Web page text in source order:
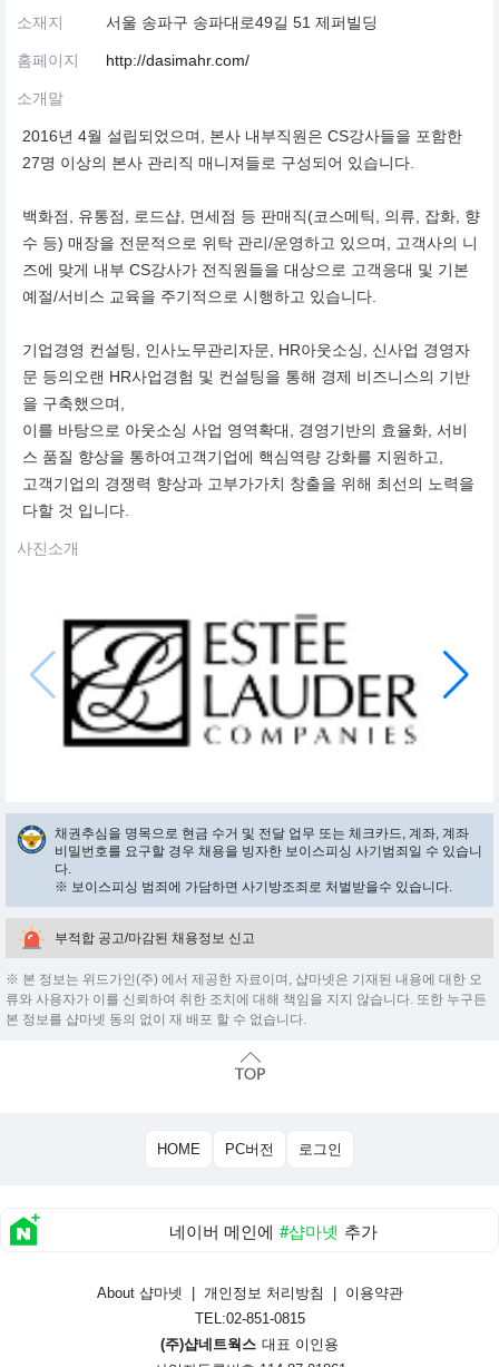
소재지 서울 송파구 송파대로49길 51 제퍼빌딩
홈페이지 http://dasimahr.com/
소개말
2016년 4월 설립되었으며, 본사 내부직원은 CS강사들을 포함한
27명 이상의 본사 관리직 매니져들로 구성되어 있습니다.
백화점, 유통점, 로드샵, 면세점 등 판매직(코스메틱, 의류, 잡화, 향
수 등) 매장을 전문적으로 위탁 관리/운영하고 있으며, 고객사의 니
즈에 맞게 내부 CS강사가 전직원들을 대상으로 고객응대 및 기본
예절/서비스 교육을 주기적으로 시행하고 있습니다.
기업경영 컨설팅, 인사노무관리자문, HR아웃소싱, 신사업 경영자
문 등의오랜 HR사업경험 및 컨설팅을 통해 경제 비즈니스의 기반
을 구축했으며,
이를 바탕으로 아웃소싱 사업 영역확대, 경영기반의 효율화, 서비
스 품질 향상을 통하여고객기업에 핵심역량 강화를 지원하고,
고객기업의 경쟁력 향상과 고부가가치 창출을 위해 최선의 노력을
다할 것 입니다.
사진소개
채권추심을 명목으로 현금 수거 및 전달 업무 또는 체크카드, 계좌, 계좌
비밀번호를 요구할 경우 채용을 빙자한 보이스피싱 사기범죄일 수 있습니
다.
※ 보이스피싱 범죄에 가담하면 사기방조죄로 처벌받을수 있습니다.
부적합 공고/마감된 채용정보 신고
※ 본 정보는 위드가인(주) 에서 제공한 자료이며, 샵마넷은 기재된 내용에 대한 오
류와 사용자가 이를 신뢰하여 취한 조치에 대해 책임을 지지 않습니다. 또한 누구든
본 정보를 샵마넷 동의 없이 재 배포 할 수 없습니다.
HOME PC버전 로그인
네이버 메인에 #샵마넷 추가
About 샵마넷 개인정보 처리방침
이용약관
TEL:02-851-0815
(주)샵네트웍스 대표 이인용